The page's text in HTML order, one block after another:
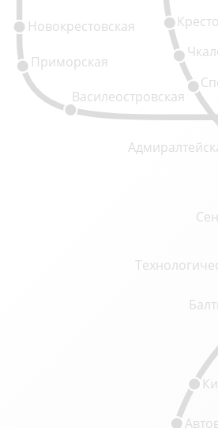
Василеостровская
Приморская
Новокрестовская